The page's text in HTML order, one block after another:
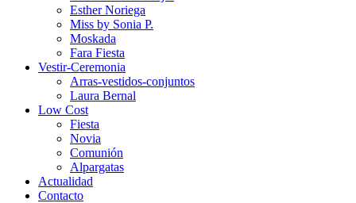
Esther Noriega
Miss by Sonia P.
Moskada
Fara Fiesta
Vestir-Ceremonia
Arras-vestidos-conjuntos
Laura Bernal
Low Cost
Fiesta
Novia
Comunión
Alpargatas
Actualidad
Contacto